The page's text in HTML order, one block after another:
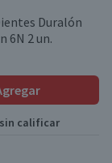
Duralón
6N 2 un.
calificar